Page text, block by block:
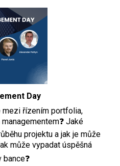
Day
mezi řízením portfolia,
Jaké
projektu a jak je může
může vypadat úspěšná